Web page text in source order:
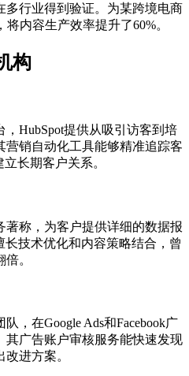
多行业得到验证。为某跨境电商
内容生产效率提升了60%。
构
HubSpot提供从吸引访客到培
销自动化工具能够精准追踪客
长期客户关系。
称，为客户提供详细的数据报
技术优化和内容策略结合，曾
。
，在Google Ads和Facebook广
其广告账户审核服务能快速发现
进方案。